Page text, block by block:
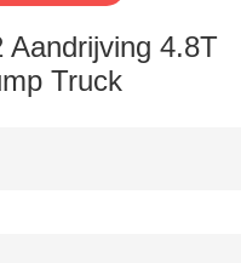
Aandrijving 4.8T
Truck